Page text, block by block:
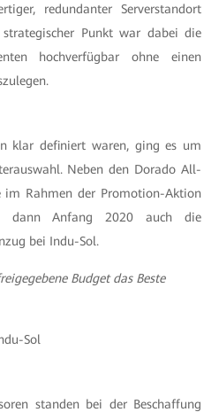
redundanter Serverstandort
Punkt war dabei die
hochverfügbar ohne einen
klar definiert waren, ging es um
Neben den Dorado All-
im Rahmen der Promotion-Aktion
dann Anfang 2020 auch die
bei Indu-Sol.
Budget das Beste
Sol
standen bei der Beschaffung